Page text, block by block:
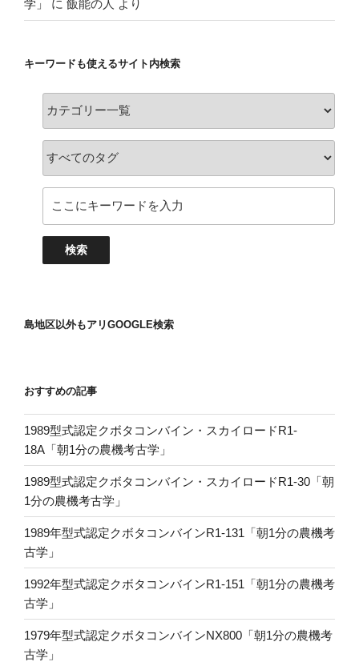
学」 に 飯能の人 より
キーワードも使えるサイト内検索
島地区以外もアリGOOGLE検索
おすすめの記事
1989型式認定クボタコンバイン・スカイロードR1-
18A「朝1分の農機考古学」
1989型式認定クボタコンバイン・スカイロードR1-30「朝
1分の農機考古学」
1989年型式認定クボタコンバインR1-131「朝1分の農機考
古学」
1992年型式認定クボタコンバインR1-151「朝1分の農機考
古学」
1979年型式認定クボタコンバインNX800「朝1分の農機考
古学」